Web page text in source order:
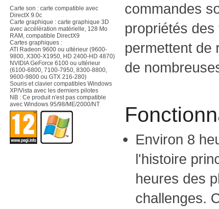
Carte son : carte compatible avec
DirectX 9.0c
Carte graphique : carte graphique 3D
avec accélération matérielle, 128 Mo
RAM, compatible DirectX9
Cartes graphiques :
ATI Radeon 9600 ou ultérieur (9600-
9800, X300-X1950, HD 2400-HD 4870)
NVIDIA GeForce 6100 ou ultérieur
(6100-6800, 7100-7950, 8300-8800,
9600-9800 ou GTX 216-280)
Souris et clavier compatibles Windows
XP/Vista avec les derniers pilotes
NB : Ce produit n'est pas compatible
avec Windows 95/98/ME/2000/NT
commandes
propriétés
permettent de
de
Environ 8
l'histoire
heures des
challenges.